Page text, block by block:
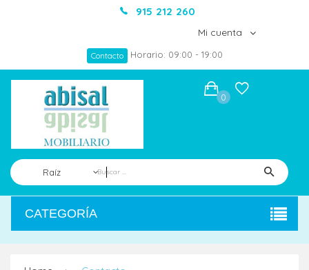
915 212 260
Mi cuenta
Contacto Horario: 09:00 - 19:00
Raíz
0
CATEGORÍA